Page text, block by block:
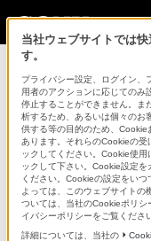
NEX-3D
各部名称
当社ウェブサイトでは
す。
プライバシー設定、ログイン、
用者のアクションに応じてのみ
停止することができません。ま
析するため、あるいは個々のお
供する等の目的のため、Cookie
あります。それらのCookieの
ックしてください。Cookie使
ックして下さい。Cookie設定
ください。Cookieの設定をい
よっては、このウェブサイトの
ついては、当社のCookieポリシ
イバシーポリシーをご覧ください
詳細については、当社の